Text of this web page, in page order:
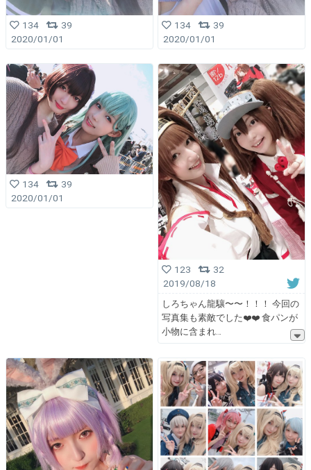
134
39
2020/01/01
134
39
2020/01/01
134
39
2020/01/01
123
32
2019/08/18
しろちゃん龍驤〜〜！！！ 今回の
写真集も素敵でした❤️❤️ 食パンが
小物に含まれ